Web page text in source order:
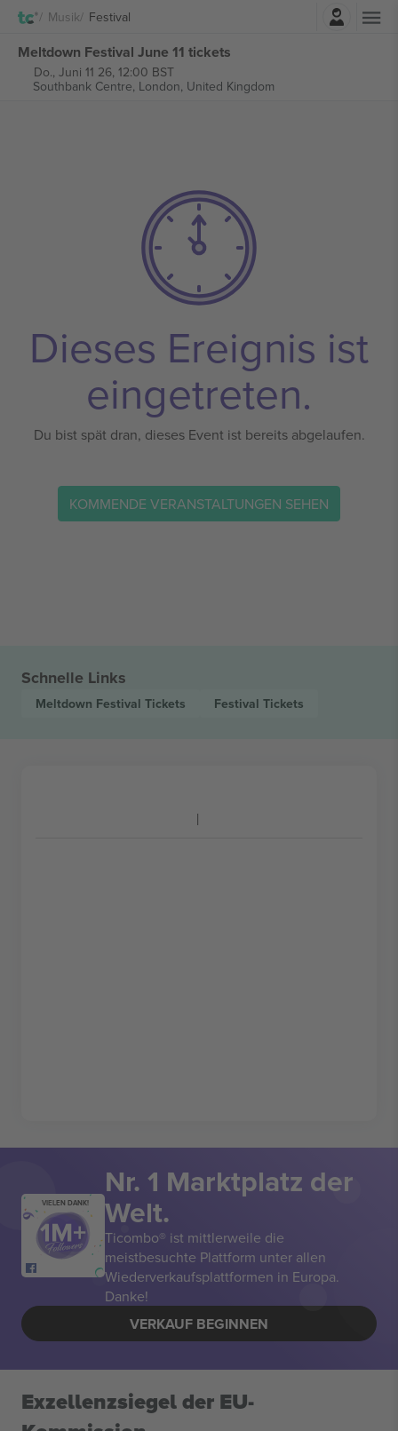
Musik Festival
Meltdown Festival June 11 tickets
Do., Juni 11 26, 12:00 BST
Southbank Centre, London, United Kingdom
Dieses Ereignis ist
eingetreten.
Du bist spät dran, dieses Event ist bereits abgelaufen.
KOMMENDE VERANSTALTUNGEN SEHEN
Schnelle Links
Meltdown Festival Tickets Festival Tickets
VIELEN DANK!
Nr. 1 Marktplatz der
Welt.
Ticombo® ist mittlerweile die
meistbesuchte Plattform unter allen
Wiederverkaufsplattformen in Europa.
Danke!
VERKAUF BEGINNEN
Exzellenzsiegel der EU-